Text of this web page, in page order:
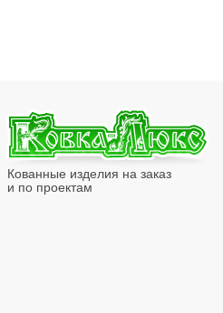
Кованные изделия на заказ
и по проектам